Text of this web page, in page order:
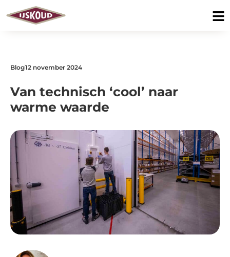
Blog12 november 2024
Van technisch ‘cool’ naar
warme waarde